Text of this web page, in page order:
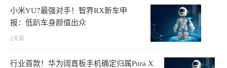
小米YU7最强对手！智界RX新车申
报：低趴车身颜值出众
2天前
行业首款！华为阔直板手机确定归属Pura X